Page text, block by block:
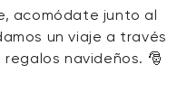
para estudiantes
para quienes se
acomódate junto al
un viaje a través
navideños. 🎅
Add to cart